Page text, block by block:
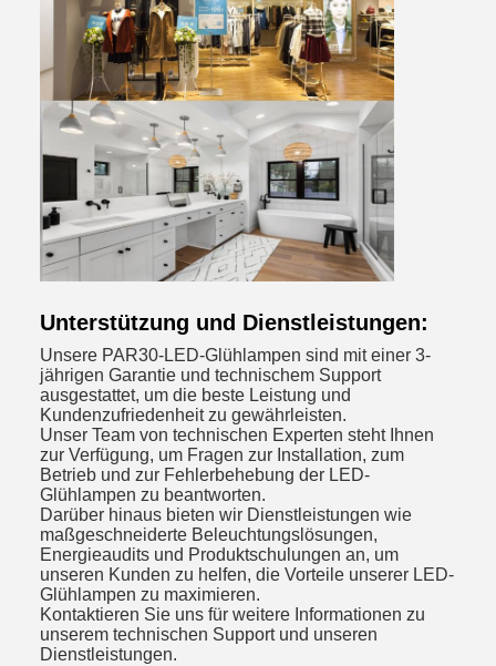
Unterstützung und Dienstleistungen:
Unsere PAR30-LED-Glühlampen sind mit einer 3-
jährigen Garantie und technischem Support
ausgestattet, um die beste Leistung und
Kundenzufriedenheit zu gewährleisten.
Unser Team von technischen Experten steht Ihnen
zur Verfügung, um Fragen zur Installation, zum
Betrieb und zur Fehlerbehebung der LED-
Glühlampen zu beantworten.
Darüber hinaus bieten wir Dienstleistungen wie
maßgeschneiderte Beleuchtungslösungen,
Energieaudits und Produktschulungen an, um
unseren Kunden zu helfen, die Vorteile unserer LED-
Glühlampen zu maximieren.
Kontaktieren Sie uns für weitere Informationen zu
unserem technischen Support und unseren
Dienstleistungen.